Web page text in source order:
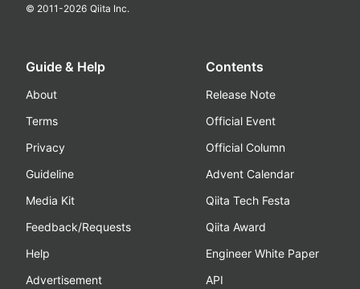
© 2011-2026 Qiita Inc.
Guide & Help
About
Terms
Privacy
Guideline
Media Kit
Feedback/Requests
Help
Advertisement
Contents
Release Note
Official Event
Official Column
Advent Calendar
Qiita Tech Festa
Qiita Award
Engineer White Paper
API